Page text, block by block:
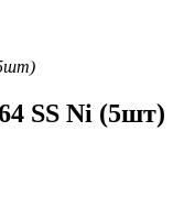
SS Ni (5шт)